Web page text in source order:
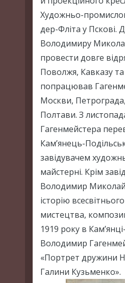
Художньо-
дер-Фліта у Пскові.
Володимиру
провести довге
Поволжя, Кавказу та
попрацював
Москви,
Полтави. З
Гагенмейстера
Кам’янець-
завідувачем
майстерні. Крім
Володимир
історію
мистецтва,
1919 року в
Володимир
«Портрет дружини
Галини Кузьменко».